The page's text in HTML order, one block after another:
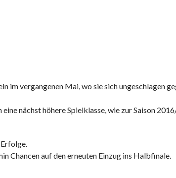
vergangenen Mai, wo sie sich ungeschlagen
nächst höhere Spielklasse, wie zur Saison
Chancen auf den erneuten Einzug ins Halbfinale.